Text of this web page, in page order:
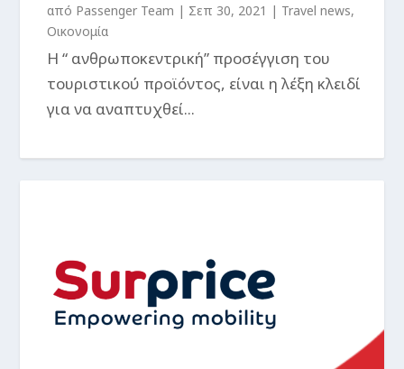
από Passenger Team | Σεπ 30, 2021 | Travel news,
Οικονομία
Η “ ανθρωποκεντρική” προσέγγιση του
τουριστικού προϊόντος, είναι η λέξη κλειδί
για να αναπτυχθεί...